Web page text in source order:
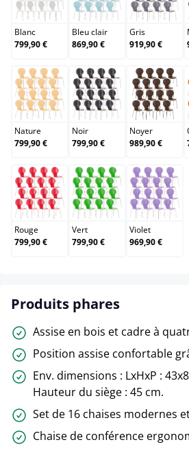
Blanc
Blanc
799,90 €
Bleu clair
Bleu clair
869,90 €
Gris
Gris
919,90 €
Nature
Nature
799,90 €
Noir
Noir
799,90 €
Noyer
Noyer
989,90 €
Rouge
Rouge
799,90 €
Vert
Vert
799,90 €
Violet
Violet
969,90 €
Produits phares
Assise en bois et cadre à
Position assise confortable
Env. dimensions : LxHxP :
Hauteur du siège : 45 cm.
Set de 16 chaises modernes
Chaise de conférence